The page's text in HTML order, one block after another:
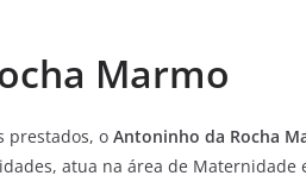
Marmo
prestados, o Antoninho da Rocha
atua na área de Maternidade